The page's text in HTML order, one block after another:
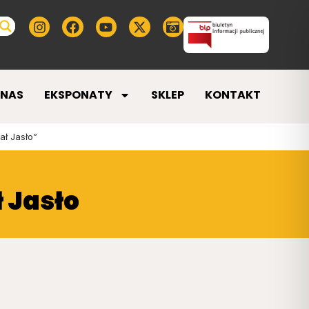
EKSPONATY SKLEP KONTAKT
Jasło”